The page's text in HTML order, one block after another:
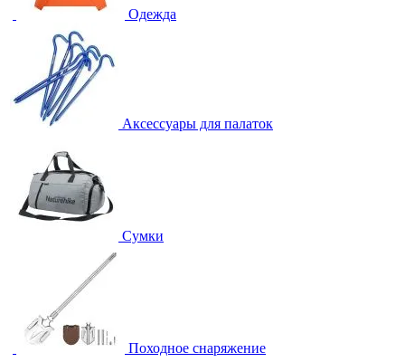
Одежда
Аксессуары для палаток
Сумки
Походное снаряжение